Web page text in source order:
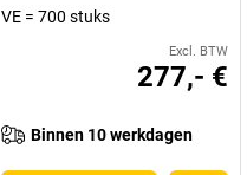
VE = 700 stuks
Excl. BTW
277,- €
Binnen 10 werkdagen